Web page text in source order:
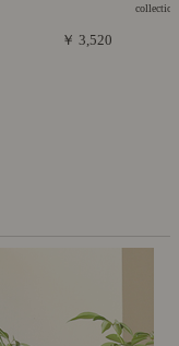
￥ 3,520
collection